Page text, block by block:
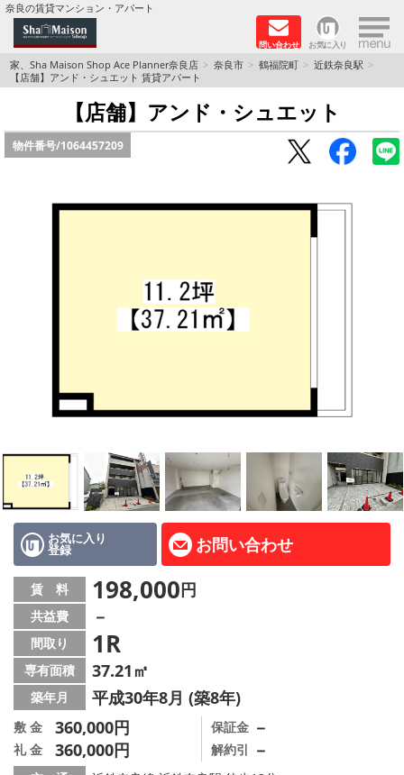
奈良の賃貸マンション・アパート
問い合わせ お気に入り ×
TOPページ
Foreigners welcome！
店長のおすすめ物件
積水ハウス Sha Maison 特集 (奈良北部、木津川
積水ハウス Sha Maison 特集 (奈良南部)
路線·駅から探す
地図から探す
AcePlanner公式ライン
SNS
スタッフ紹介
リフォーム のことなら！
オーナー様へ
住宅型有料老人 Ｆｌｅｕｒａｇｅ
店舗情報·アクセス
会社概要
家、Sha Maison Shop Ace Planner奈良店 奈良市 鶴福院町
近鉄奈良駅
【店舗】アンド・シュエット 賃貸アパート
【店舗】アンド・シュエット
物件番号/1064457209
お気に入り
登録 お問い合わせ
賃 料 198,000円
共益費 －
間取り 1R
専有面積 37.21㎡
築年月 平成30年8月 (築8年)
敷 金 360,000円
礼 金 360,000円
保証金 －
解約引 －